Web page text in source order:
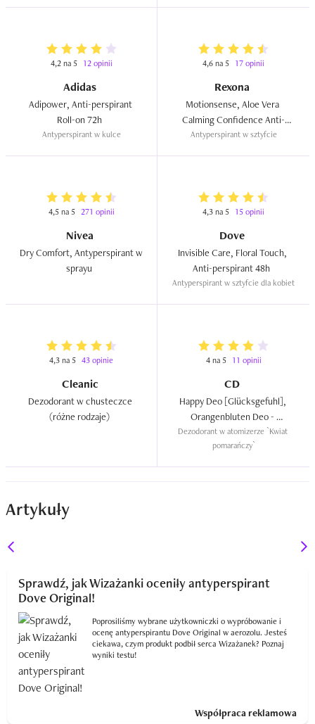
4,2 na 5 12 opinii
Adidas
Adipower, Anti-perspirant
Antyperspirant w kulce
4,6 na 5 17 opinii
Rexona
Motionsense, Aloe Vera
Calming Confidence Anti-
transpirant 48h
Antyperspirant w sztyfcie
4,5 na 5 271 opinii
Nivea
Dry Comfort, Antyperspirant w
4,3 na 5 15 opinii
Dove
Invisible Care, Floral Touch,
Antyperspirant w sztyfcie dla kobiet
4,3 na 5 43 opinie
Cleanic
Dezodorant w chusteczce
4 na 5 11 opinii
CD
Happy Deo [Glücksgefuhl],
Orangenbluten Deo -
Zerstäuber
Dezodorant w atomizerze `Kwiat
pomarańczy`
Artykuły
Sprawdź, jak Wizażanki oceniły antyperspirant
Dove Original!
Poprosiliśmy wybrane użytkowniczki o wypróbowanie i
ocenę antyperspirantu Dove Original w aerozolu. Jesteś
ciekawa, czym produkt podbił serca Wizażanek? Poznaj
wyniki testu!
Współpraca reklamowa